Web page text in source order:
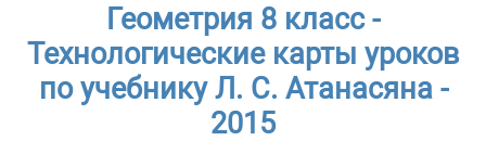
Геометрия 8 класс -
Технологические карты уроков
по учебнику Л. С. Атанасяна -
2015